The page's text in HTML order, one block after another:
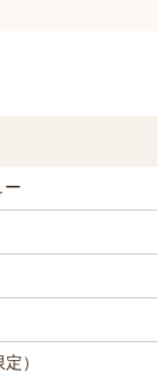
ー
）